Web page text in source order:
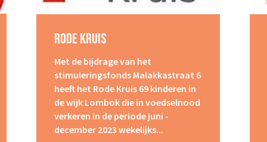
Rode Kruis
Met de bijdrage van het
stimuleringsfonds Malakkastraat 6
heeft het Rode Kruis 69 kinderen in
de wijk Lombok die in voedselnood
verkeren in de periode juni -
december 2023 wekelijks...